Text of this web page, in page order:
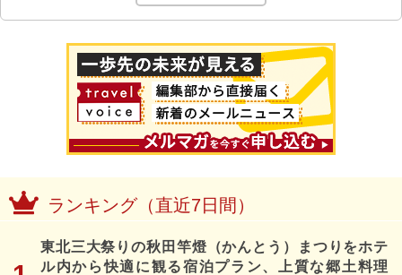
ランキング（直近7日間）
東北三大祭りの秋田竿燈（かんとう）まつりをホテ
ル内から快適に観る宿泊プラン、上質な郷土料理